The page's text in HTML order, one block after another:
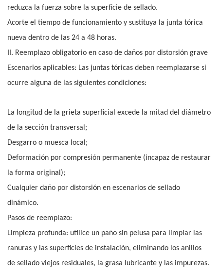
reduzca la fuerza sobre la superficie de sellado.
Acorte el tiempo de funcionamiento y sustituya la junta tórica
nueva dentro de las 24 a 48 horas.
II. Reemplazo obligatorio en caso de daños por distorsión grave
Escenarios aplicables: Las juntas tóricas deben reemplazarse si
ocurre alguna de las siguientes condiciones:
La longitud de la grieta superficial excede la mitad del diámetro
de la sección transversal;
Desgarro o muesca local;
Deformación por compresión permanente (incapaz de restaurar
la forma original);
Cualquier daño por distorsión en escenarios de sellado
dinámico.
Pasos de reemplazo:
Limpieza profunda: utilice un paño sin pelusa para limpiar las
ranuras y las superficies de instalación, eliminando los anillos
de sellado viejos residuales, la grasa lubricante y las impurezas.